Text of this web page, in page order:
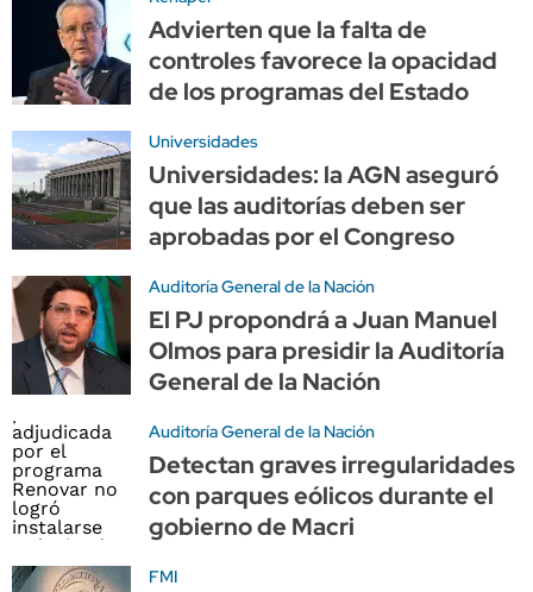
Advierten que la falta de
controles favorece la opacidad
de los programas del Estado
Universidades
Universidades: la AGN aseguró
que las auditorías deben ser
aprobadas por el Congreso
Auditoría General de la Nación
El PJ propondrá a Juan Manuel
Olmos para presidir la Auditoría
General de la Nación
Auditoría General de la Nación
Detectan graves irregularidades
con parques eólicos durante el
gobierno de Macri
FMI